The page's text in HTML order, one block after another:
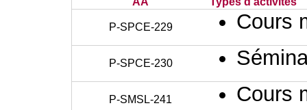
P-SPCE-229 Cours
P-SPCE-230
P-SMSL-241 Cours